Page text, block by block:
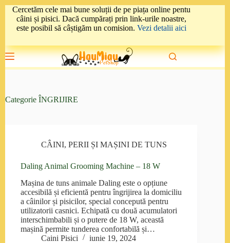
Sari
conținut
Cercetăm cele mai bune soluții de pe piața online pentu
câini și pisici. Dacă cumpărați prin link-urile noastre,
este posibil să câștigăm un comision. Vezi detalii aici
Categorie ÎNGRIJIRE
CÂINI, PERII ȘI MAȘINI DE TUNS
Daling Animal Grooming Machine – 18 W
Mașina de tuns animale Daling este o opțiune
accesibilă și eficientă pentru îngrijirea la domiciliu
a câinilor și pisicilor, special concepută pentru
utilizatorii casnici. Echipată cu două acumulatori
interschimbabili și o putere de 18 W, această
mașină permite tunderea confortabilă și…
Caini Pisici
iunie 19, 2024